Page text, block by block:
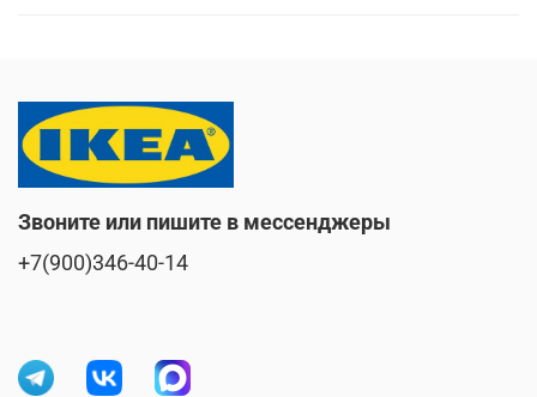
Звоните или пишите в мессенджеры
+7(900)346-40-14